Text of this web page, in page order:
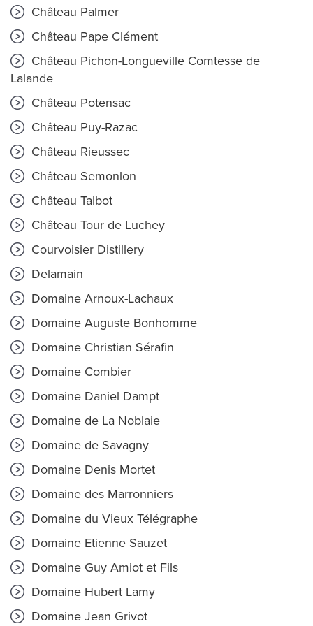
Château Palmer
Château Pape Clément
Château Pichon-Longueville Comtesse de
Lalande
Château Potensac
Château Puy-Razac
Château Rieussec
Château Semonlon
Château Talbot
Château Tour de Luchey
Courvoisier Distillery
Delamain
Domaine Arnoux-Lachaux
Domaine Auguste Bonhomme
Domaine Christian Sérafin
Domaine Combier
Domaine Daniel Dampt
Domaine de La Noblaie
Domaine de Savagny
Domaine Denis Mortet
Domaine des Marronniers
Domaine du Vieux Télégraphe
Domaine Etienne Sauzet
Domaine Guy Amiot et Fils
Domaine Hubert Lamy
Domaine Jean Grivot